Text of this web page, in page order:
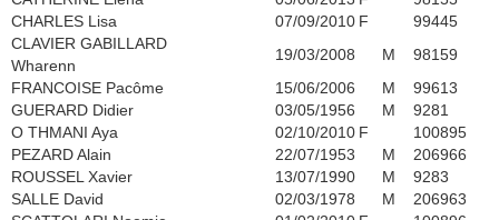
CHARLES Lisa
07/09/2010 F
99445
CLAVIER GABILLARD
Wharenn
19/03/2008 M
98159
FRANCOISE Pacôme
15/06/2006 M
99613
GUERARD Didier
03/05/1956 M
9281
O THMANI Aya
02/10/2010 F
100895
PEZARD Alain
22/07/1953 M
206966
ROUSSEL Xavier
13/07/1990 M
9283
SALLE David
02/03/1978 M
206963